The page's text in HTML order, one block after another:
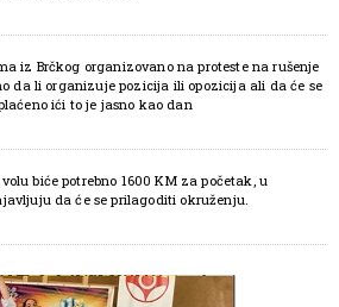
iz Brčkog organizovano na proteste na rušenje
da li organizuje pozicija ili opozicija ali da će se
ići to je jasno kao dan
biće potrebno 1600 KM za početak, u
da će se prilagoditi okruženju.